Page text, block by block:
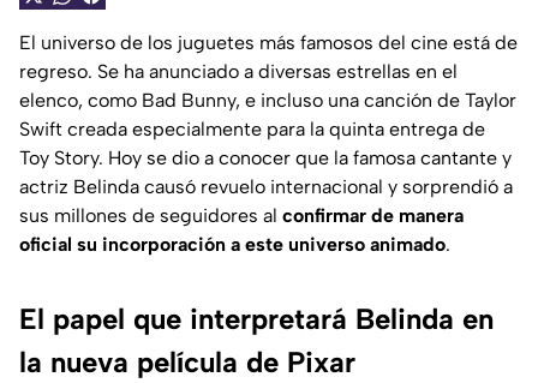
El universo de los juguetes más famosos del cine está de
regreso. Se ha anunciado a diversas estrellas en el
elenco, como Bad Bunny, e incluso una canción de Taylor
Swift creada especialmente para la quinta entrega de
Toy Story. Hoy se dio a conocer que la famosa cantante y
actriz Belinda causó revuelo internacional y sorprendió a
sus millones de seguidores al confirmar de manera
oficial su incorporación a este universo animado.
El papel que interpretará Belinda en
la nueva película de Pixar